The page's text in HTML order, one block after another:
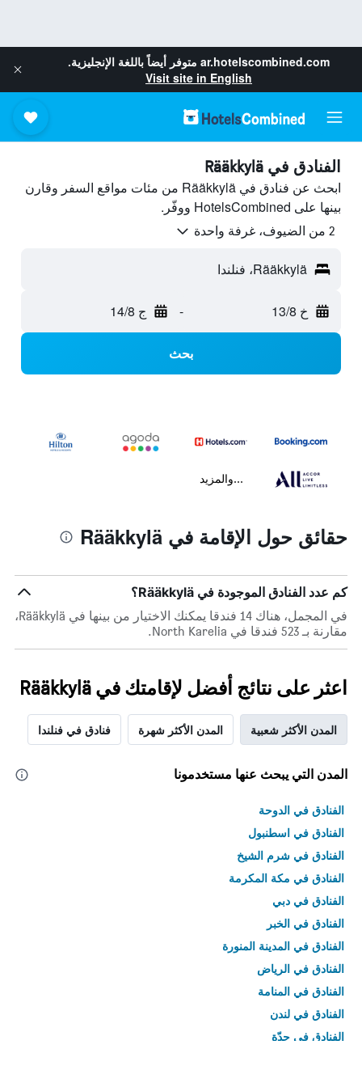
ar.hotelscombined.com متوفر أيضاً باللغة الإنجليزية.
Visit site in English
الفنادق في Rääkkylä
ابحث عن فنادق في Rääkkylä من مئات مواقع السفر وقارن
بينها على HotelsCombined ووفّر.
2 من الضيوف، غرفة واحدة
Rääkkylä، فنلندا
خ 13/8 - ج 14/8
بحث
...والمزيد
حقائق حول الإقامة في Rääkkylä
كم عدد الفنادق الموجودة في Rääkkylä؟
في المجمل، هناك 14 فندقا يمكنك الاختيار من بينها في Rääkkylä،
مقارنة بـ 523 فندقا في North Karelia.
اعثر على نتائج أفضل لإقامتك في Rääkkylä
المدن الأكثر شعبية المدن الأكثر شهرة فنادق في فنلندا
المدن التي يبحث عنها مستخدمونا
الفنادق في الدوحة
الفنادق في اسطنبول
الفنادق في شرم الشيخ
الفنادق في مكة المكرمة
الفنادق في دبي
الفنادق في الخبر
الفنادق في المدينة المنورة
الفنادق في الرياض
الفنادق في المنامة
الفنادق في لندن
الفنادق في جدّة